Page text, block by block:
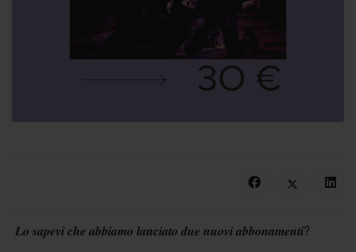
𝑳𝒐 𝒔𝒂𝒑𝒆𝒗𝒊 𝒄𝒉𝒆 𝒂𝒃𝒃𝒊𝒂𝒎𝒐 𝒍𝒂𝒏𝒄𝒊𝒂𝒕𝒐 𝒅𝒖𝒆 𝒏𝒖𝒐𝒗𝒊 𝒂𝒃𝒃𝒐𝒏𝒂𝒎𝒆𝒏𝒕𝒊?